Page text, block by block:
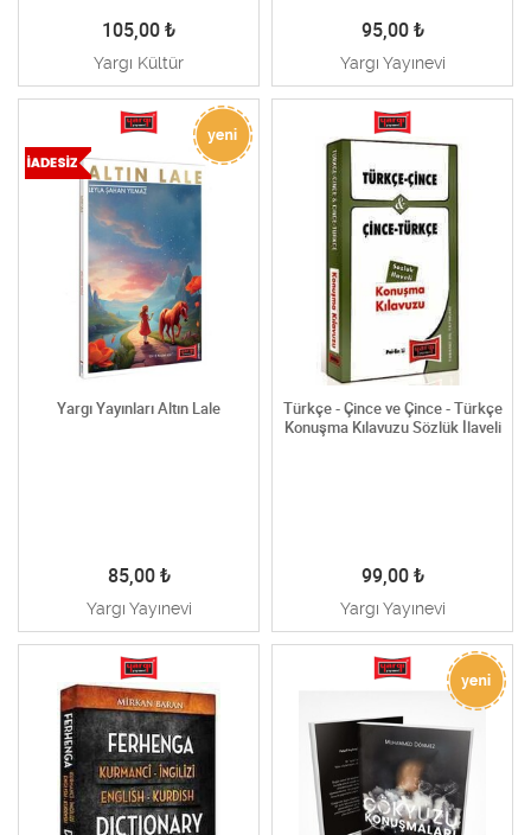
105,00 ₺
Yargı Kültür
95,00₺
Yargı Yayınevi
Yargı Yayınları Altın Lale
85,00₺
Yargı Yayınevi
Türkçe - Çince ve Çince - Türkçe
Konuşma Kılavuzu Sözlük İlaveli
99,00₺
Yargı Yayınevi